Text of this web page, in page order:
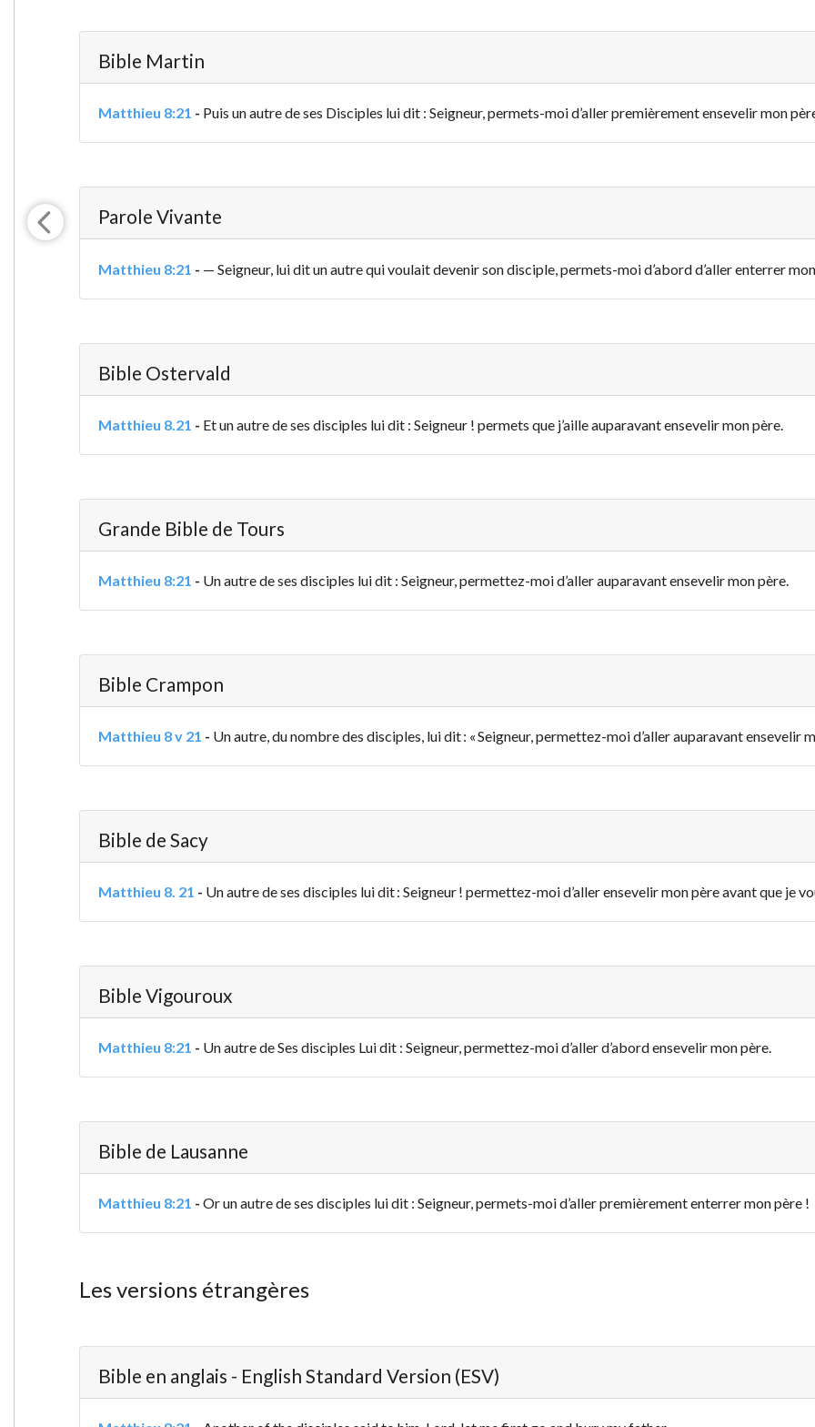
Bible Martin
Matthieu 8:21 - Puis un autre de ses Disciples lui dit : Seigneur, permets-moi d’aller premièrement ensevelir mon
Parole Vivante
Matthieu 8:21 - — Seigneur, lui dit un autre qui voulait devenir son disciple, permets-moi d’abord d’aller enterrer
Bible Ostervald
Matthieu 8.21 - Et un autre de ses disciples lui dit : Seigneur ! permets que j’aille auparavant ensevelir mon père.
Grande Bible de Tours
Matthieu 8:21 - Un autre de ses disciples lui dit : Seigneur, permettez-moi d’aller auparavant ensevelir mon père.
Bible Crampon
Matthieu 8 v 21 - Un autre, du nombre des disciples, lui dit : « Seigneur, permettez-moi d’aller auparavant ensevelir
Bible de Sacy
Matthieu 8. 21 - Un autre de ses disciples lui dit : Seigneur ! permettez-moi d’aller ensevelir mon père avant que je
Bible Vigouroux
Matthieu 8:21 - Un autre de Ses disciples Lui dit : Seigneur, permettez-moi d’aller d’abord ensevelir mon père.
Bible de Lausanne
Matthieu 8:21 - Or un autre de ses disciples lui dit : Seigneur, permets-moi d’aller premièrement enterrer mon père !
Les versions étrangères
Bible en anglais - English Standard Version (ESV)